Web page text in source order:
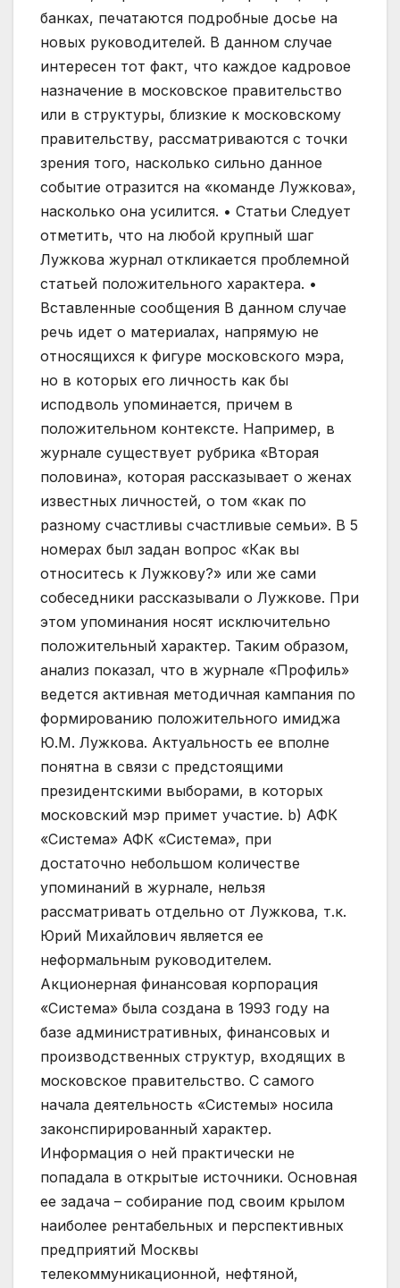
банках, печатаются подробные досье на
новых руководителей. В данном случае
интересен тот факт, что каждое кадровое
назначение в московское правительство
или в структуры, близкие к московскому
правительству, рассматриваются с точки
зрения того, насколько сильно данное
событие отразится на «команде Лужкова»,
насколько она усилится. • Статьи Следует
отметить, что на любой крупный шаг
Лужкова журнал откликается проблемной
статьей положительного характера. •
Вставленные сообщения В данном случае
речь идет о материалах, напрямую не
относящихся к фигуре московского мэра,
но в которых его личность как бы
исподволь упоминается, причем в
положительном контексте. Например, в
журнале существует рубрика «Вторая
половина», которая рассказывает о женах
известных личностей, о том «как по
разному счастливы счастливые семьи». В 5
номерах был задан вопрос «Как вы
относитесь к Лужкову?» или же сами
собеседники рассказывали о Лужкове. При
этом упоминания носят исключительно
положительный характер. Таким образом,
анализ показал, что в журнале «Профиль»
ведется активная методичная кампания по
формированию положительного имиджа
Ю.М. Лужкова. Актуальность ее вполне
понятна в связи с предстоящими
президентскими выборами, в которых
московский мэр примет участие. b) АФК
«Система» АФК «Система», при
достаточно небольшом количестве
упоминаний в журнале, нельзя
рассматривать отдельно от Лужкова, т.к.
Юрий Михайлович является ее
неформальным руководителем.
Акционерная финансовая корпорация
«Система» была создана в 1993 году на
базе административных, финансовых и
производственных структур, входящих в
московское правительство. С самого
начала деятельность «Системы» носила
законспирированный характер.
Информация о ней практически не
попадала в открытые источники. Основная
ее задача – собирание под своим крылом
наиболее рентабельных и перспективных
предприятий Москвы
телекоммуникационной, нефтяной,